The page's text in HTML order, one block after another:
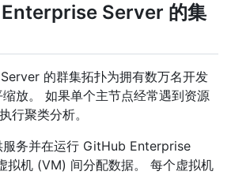
Server 的集
的群集拓扑为拥有数万名开发
放。 如果单个主节点经常遇到资源
行聚类分析。
服务并在运行 GitHub Enterprise
拟机 (VM) 间分配数据。 每个虚拟机